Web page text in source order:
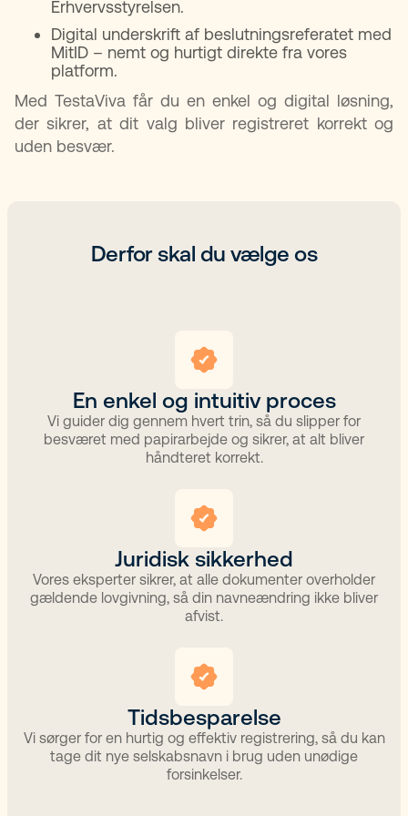
Erhvervsstyrelsen.
Digital underskrift af beslutningsreferatet med
MitID – nemt og hurtigt direkte fra vores
platform.
Med TestaViva får du en enkel og digital løsning,
der sikrer, at dit valg bliver registreret korrekt og
uden besvær.
Derfor skal du vælge os
En enkel og intuitiv proces​
Vi guider dig gennem hvert trin, så du slipper for
besværet med papirarbejde og sikrer, at alt bliver
håndteret korrekt.​
Juridisk sikkerhed​
Vores eksperter sikrer, at alle dokumenter overholder
gældende lovgivning, så din navneændring ikke bliver
afvist.​
Tidsbesparelse​
Vi sørger for en hurtig og effektiv registrering, så du kan
tage dit nye selskabsnavn i brug uden unødige
forsinkelser.​